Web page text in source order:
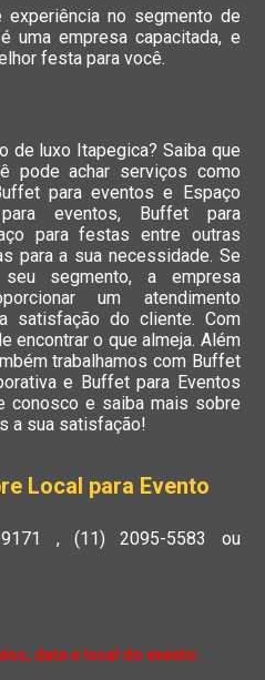
no segmento de
uma empresa capacitada, e
festa para você.
de luxo Itapegica? Saiba que
pode achar serviços como
para eventos e Espaço
eventos, Buffet para
para festas entre outras
para a sua necessidade. Se
segmento, a empresa
um atendimento
satisfação do cliente. Com
encontrar o que almeja. Além
trabalhamos com Buffet
e Buffet para Eventos
conosco e saiba mais sobre
a sua satisfação!
Local para Evento
, (11) 2095-5583 ou